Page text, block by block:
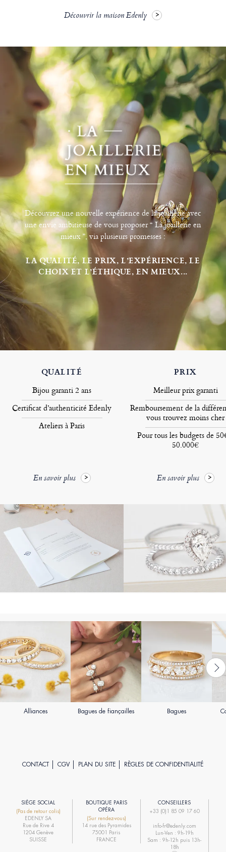
Découvrir la maison Edenly
Découvrez une nouvelle expérience de la joaillerie avec
une envie ambitieuse de vous proposer “ La joaillerie en
mieux ”, via plusieurs promesses :
LA QUALITÉ, LE PRIX, L’EXPÉRIENCE, LE
CHOIX ET L’ÉTHIQUE, EN MIEUX...
QUALITÉ
Bijou garanti 2 ans
Certificat d’authenticité Edenly
Ateliers à Paris
En savoir plus
PRIX
Meilleur prix garanti
Remboursement de la
vous trouvez moins cher
Pour tous les budgets de
50.000€
En savoir plus
Alliances Bagues de fiançailles Bagues
CONTACT CGV PLAN DU SITE RÈGLES DE CONFIDENTIALITÉ
SIÈGE SOCIAL
(Pas de retour colis)
EDENLY SA
Rue de Rive 4
1204 Genève
SUISSE
BOUTIQUE PARIS
OPÉRA
(Sur rendez-vous)
14 rue des Pyramides
75001 Paris
FRANCE
CONSEILLERS
+33 (0)1 85 09 17 60
info-fr@edenly.com
Lun-Ven : 9h-19h
Sam : 9h-12h puis 13h-
18h